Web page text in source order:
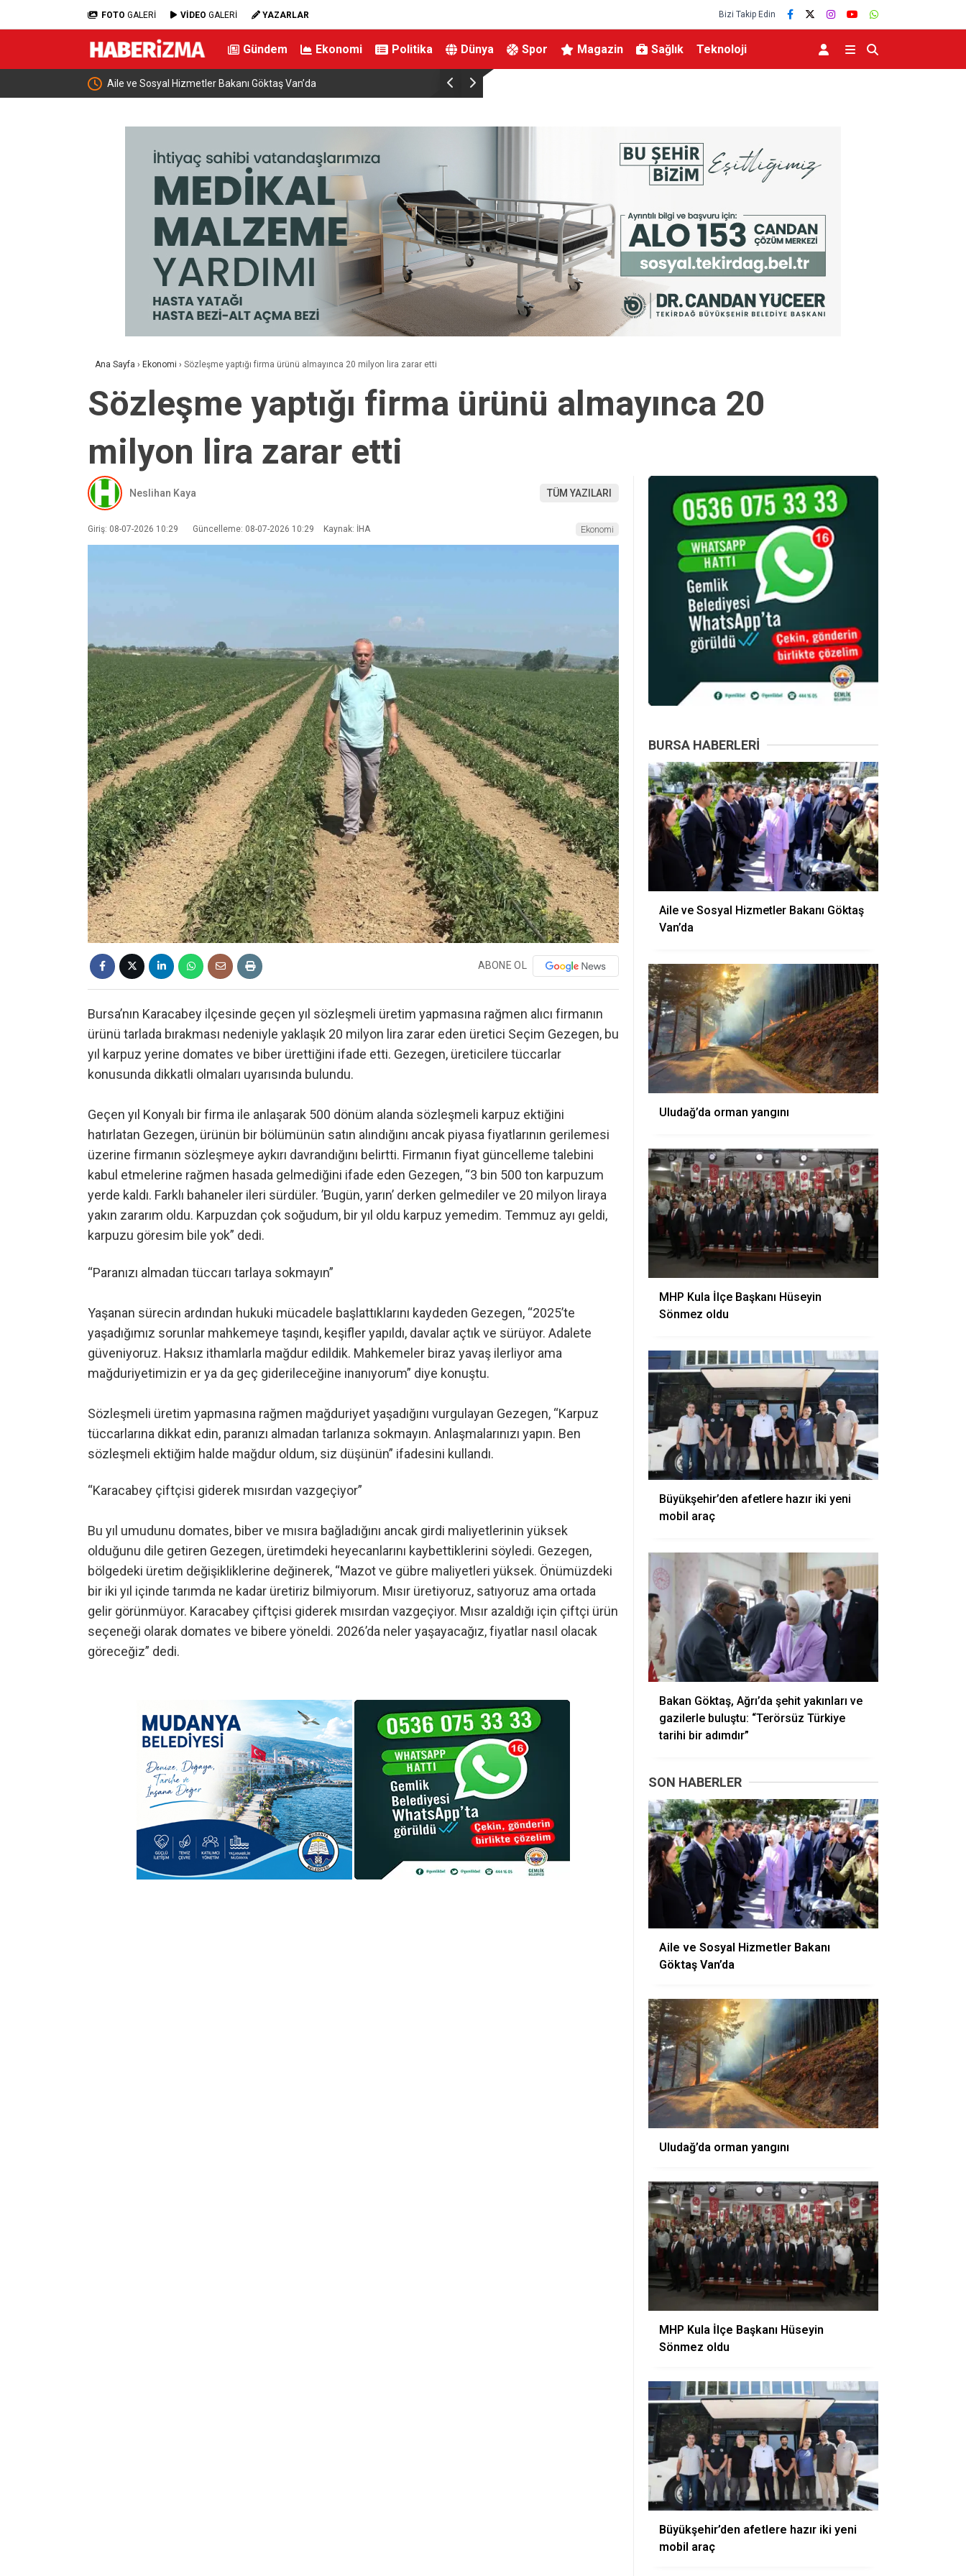
FOTO GALERİ VİDEO GALERİ YAZARLAR Bizi Takip Edin
Gündem Ekonomi Politika Dünya Spor Magazin Sağlık Teknoloji
Aile ve Sosyal Hizmetler Bakanı Göktaş Van’da Uludağ’da orman yangını
Ana Sayfa › Ekonomi › Sözleşme yaptığı firma ürünü almayınca 20 milyon lira zarar etti
Sözleşme yaptığı firma ürünü almayınca 20
milyon lira zarar etti
Neslihan Kaya TÜM YAZILARI
Giriş: 08-07-2026 10:29 Güncelleme: 08-07-2026 10:29 Kaynak: İHA Ekonomi
ABONE OL
Bursa’nın Karacabey ilçesinde geçen yıl sözleşmeli üretim yapmasına rağmen alıcı firmanın
ürünü tarlada bırakması nedeniyle yaklaşık 20 milyon lira zarar eden üretici Seçim Gezegen, bu
yıl karpuz yerine domates ve biber ürettiğini ifade etti. Gezegen, üreticilere tüccarlar
konusunda dikkatli olmaları uyarısında bulundu.
Geçen yıl Konyalı bir firma ile anlaşarak 500 dönüm alanda sözleşmeli karpuz ektiğini
hatırlatan Gezegen, ürünün bir bölümünün satın alındığını ancak piyasa fiyatlarının gerilemesi
üzerine firmanın sözleşmeye aykırı davrandığını belirtti. Firmanın fiyat güncelleme talebini
kabul etmelerine rağmen hasada gelmediğini ifade eden Gezegen, “3 bin 500 ton karpuzum
yerde kaldı. Farklı bahaneler ileri sürdüler. ’Bugün, yarın’ derken gelmediler ve 20 milyon liraya
yakın zararım oldu. Karpuzdan çok soğudum, bir yıl oldu karpuz yemedim. Temmuz ayı geldi,
karpuzu göresim bile yok” dedi.
“Paranızı almadan tüccarı tarlaya sokmayın”
Yaşanan sürecin ardından hukuki mücadele başlattıklarını kaydeden Gezegen, “2025’te
yaşadığımız sorunlar mahkemeye taşındı, keşifler yapıldı, davalar açtık ve sürüyor. Adalete
güveniyoruz. Haksız ithamlarla mağdur edildik. Mahkemeler biraz yavaş ilerliyor ama
mağduriyetimizin er ya da geç giderileceğine inanıyorum” diye konuştu.
Sözleşmeli üretim yapmasına rağmen mağduriyet yaşadığını vurgulayan Gezegen, “Karpuz
tüccarlarına dikkat edin, paranızı almadan tarlanıza sokmayın. Anlaşmalarınızı yapın. Ben
sözleşmeli ektiğim halde mağdur oldum, siz düşünün” ifadesini kullandı.
“Karacabey çiftçisi giderek mısırdan vazgeçiyor”
Bu yıl umudunu domates, biber ve mısıra bağladığını ancak girdi maliyetlerinin yüksek
olduğunu dile getiren Gezegen, üretimdeki heyecanlarını kaybettiklerini söyledi. Gezegen,
bölgedeki üretim değişikliklerine değinerek, “Mazot ve gübre maliyetleri yüksek. Önümüzdeki
bir iki yıl içinde tarımda ne kadar üretiriz bilmiyorum. Mısır üretiyoruz, satıyoruz ama ortada
gelir görünmüyor. Karacabey çiftçisi giderek mısırdan vazgeçiyor. Mısır azaldığı için çiftçi ürün
seçeneği olarak domates ve bibere yöneldi. 2026’da neler yaşayacağız, fiyatlar nasıl olacak
göreceğiz” dedi.
BURSA HABERLERI
Aile ve Sosyal Hizmetler Bakanı Göktaş
Van’da
Uludağ’da orman yangını
MHP Kula İlçe Başkanı Hüseyin
Sönmez oldu
Büyükşehir’den afetlere hazır iki yeni
mobil araç
Bakan Göktaş, Ağrı’da şehit yakınları ve
gazilerle buluştu: “Terörsüz Türkiye
tarihi bir adımdır”
SON HABERLER
Aile ve Sosyal Hizmetler Bakanı
Göktaş Van’da
Uludağ’da orman yangını
MHP Kula İlçe Başkanı Hüseyin
Sönmez oldu
Büyükşehir’den afetlere hazır iki yeni
mobil araç